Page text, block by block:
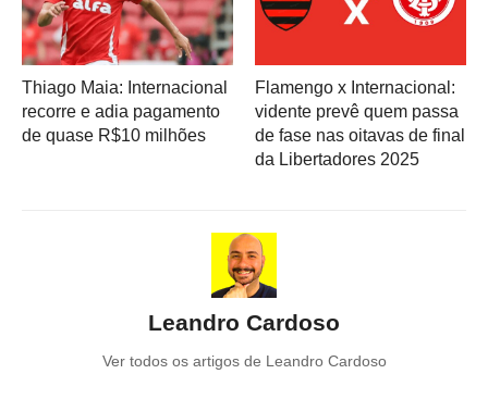
Thiago Maia: Internacional
recorre e adia pagamento
de quase R$10 milhões
Flamengo x Internacional:
vidente prevê quem passa
de fase nas oitavas de final
da Libertadores 2025
Leandro Cardoso
Ver todos os artigos de Leandro Cardoso